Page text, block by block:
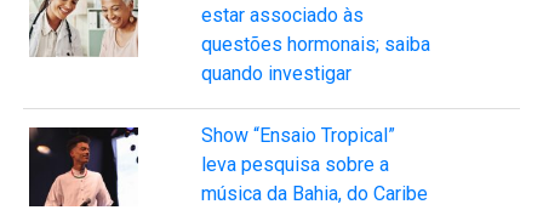
estar associado às
questões hormonais; saiba
quando investigar
Show “Ensaio Tropical”
leva pesquisa sobre a
música da Bahia, do Caribe